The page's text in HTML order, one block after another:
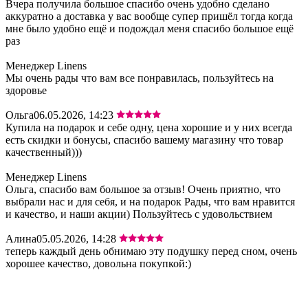
Вчера получила большое спасибо очень удобно сделано
аккуратно а доставка у вас вообще супер пришёл тогда когда
мне было удобно ещё и подождал меня спасибо большое ещё
раз
Менеджер Linens
Мы очень рады что вам все понравилась, пользуйтесь на
здоровье
Ольга06.05.2026, 14:23
Купила на подарок и себе одну, цена хорошие и у них всегда
есть скидки и бонусы, спасибо вашему магазину что товар
качественный)))
Менеджер Linens
Ольга, спасибо вам большое за отзыв! Очень приятно, что
выбрали нас и для себя, и на подарок Рады, что вам нравится
и качество, и наши акции) Пользуйтесь с удовольствием
Алина05.05.2026, 14:28
теперь каждый день обнимаю эту подушку перед сном, очень
хорошее качество, довольна покупкой:)